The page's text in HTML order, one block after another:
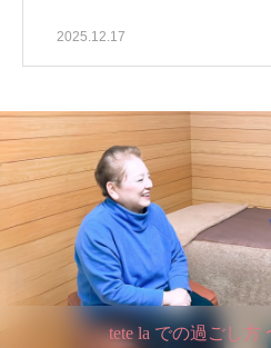
2025.12.17
tete la での過ごし方